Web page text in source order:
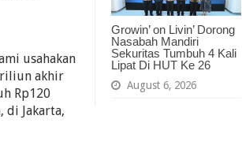
Growin’ on Livin’ Dorong
Nasabah Mandiri
Sekuritas Tumbuh 4 Kali
Lipat Di HUT Ke 26
August 6, 2026
usahakan
akhir
Rp120
di Jakarta,